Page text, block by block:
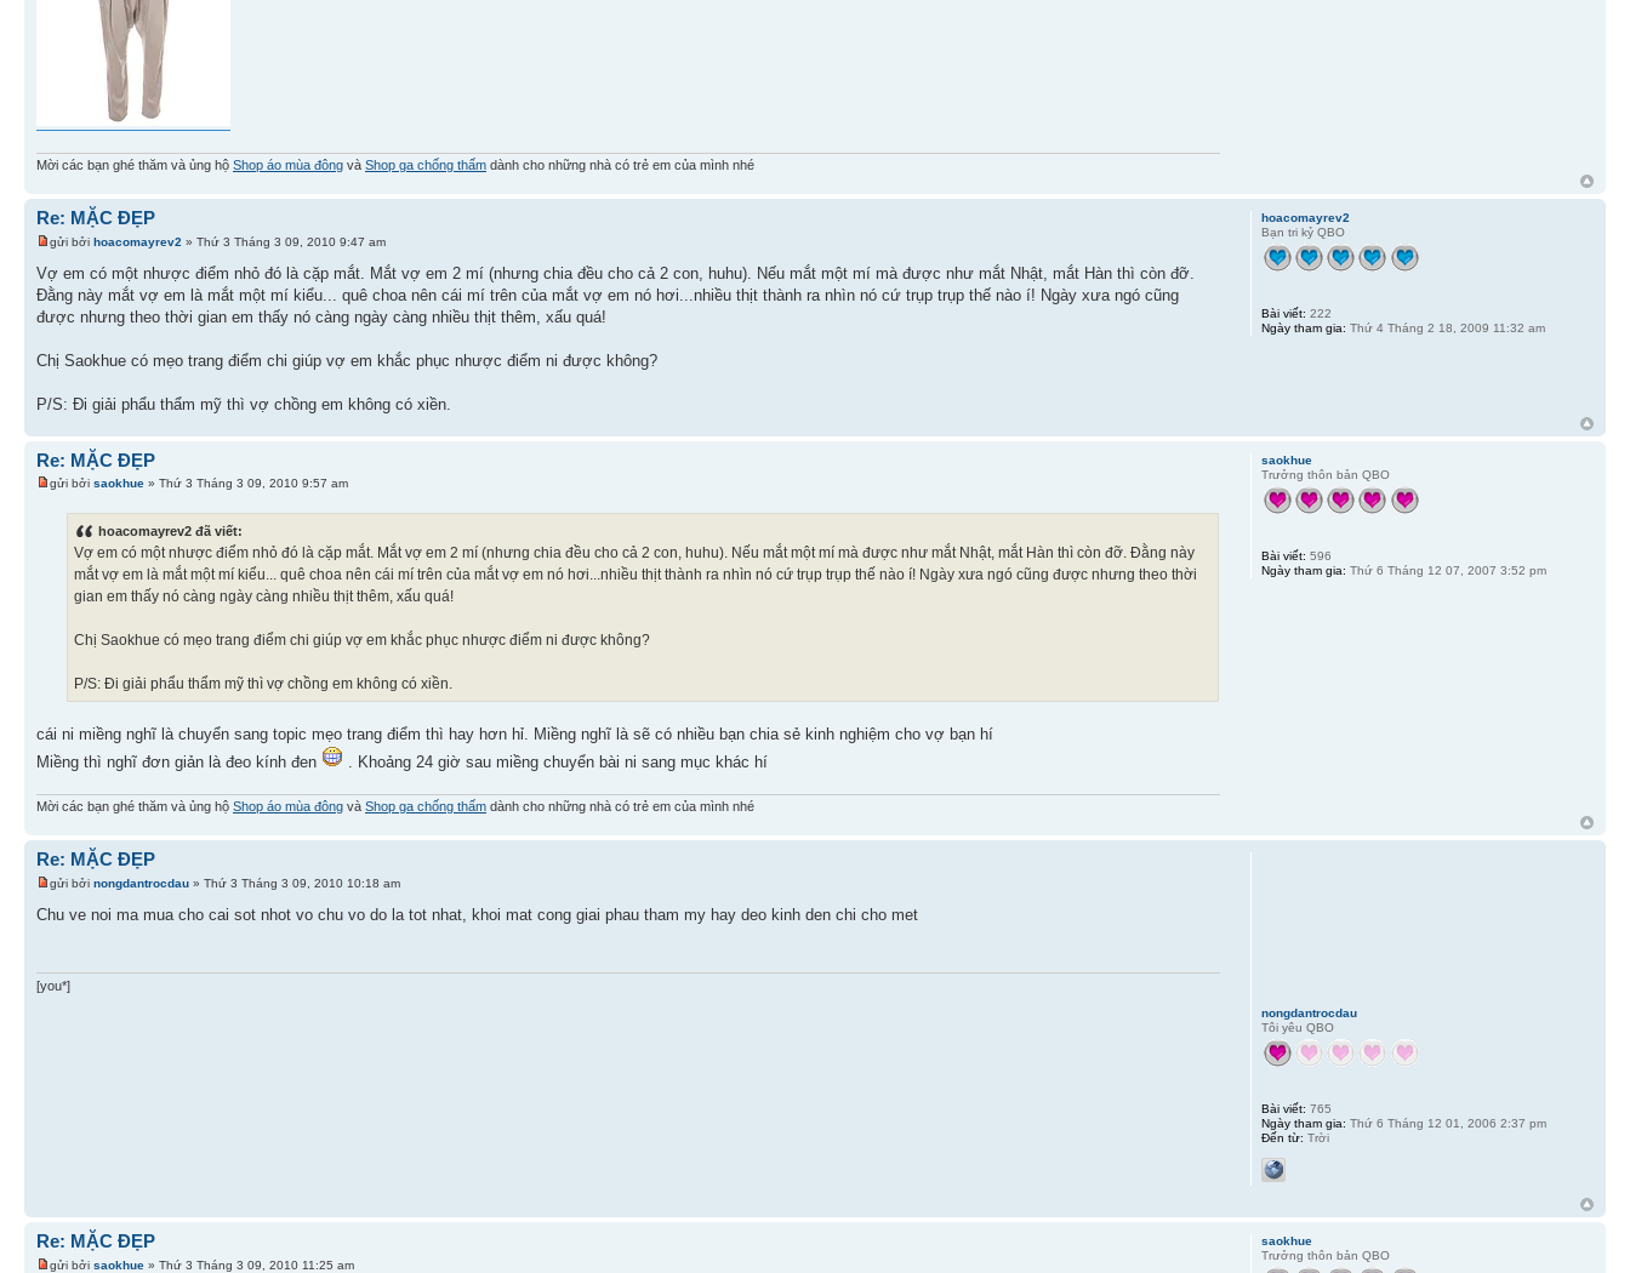
Mời các bạn ghé thăm và ủng hộ Shop áo mùa đông và Shop ga chống thấm dành cho những nhà có trẻ em của mình nhé
Re: MẶC ĐẸP
gửi bởi hoacomayrev2 » Thứ 3 Tháng 3 09, 2010 9:47 am
Vợ em có một nhược điểm nhỏ đó là cặp mắt. Mắt vợ em 2 mí (nhưng chia đều cho cả 2 con, huhu). Nếu mắt một mí mà được như mắt Nhật, mắt Hàn thì còn đỡ.
Đằng này mắt vợ em là mắt một mí kiểu... quê choa nên cái mí trên của mắt vợ em nó hơi...nhiều thịt thành ra nhìn nó cứ trụp trụp thế nào í! Ngày xưa ngó cũng
được nhưng theo thời gian em thấy nó càng ngày càng nhiều thịt thêm, xấu quá!
Chị Saokhue có mẹo trang điểm chi giúp vợ em khắc phục nhược điểm ni được không?
P/S: Đi giải phẩu thẩm mỹ thì vợ chồng em không có xiền.
hoacomayrev2
Bạn tri kỷ QBO
Bài viết: 222
Ngày tham gia: Thứ 4 Tháng 2 18, 2009 11:32 am
Re: MẶC ĐẸP
gửi bởi saokhue » Thứ 3 Tháng 3 09, 2010 9:57 am
hoacomayrev2 đã viết:
Vợ em có một nhược điểm nhỏ đó là cặp mắt. Mắt vợ em 2 mí (nhưng chia đều cho cả 2 con, huhu). Nếu mắt một mí mà được như mắt Nhật, mắt Hàn thì còn đỡ. Đằng này
mắt vợ em là mắt một mí kiểu... quê choa nên cái mí trên của mắt vợ em nó hơi...nhiều thịt thành ra nhìn nó cứ trụp trụp thế nào í! Ngày xưa ngó cũng được nhưng theo thời
gian em thấy nó càng ngày càng nhiều thịt thêm, xấu quá!
Chị Saokhue có mẹo trang điểm chi giúp vợ em khắc phục nhược điểm ni được không?
P/S: Đi giải phẩu thẩm mỹ thì vợ chồng em không có xiền.
cái ni miềng nghĩ là chuyển sang topic mẹo trang điểm thì hay hơn hỉ. Miềng nghĩ là sẽ có nhiều bạn chia sẻ kinh nghiệm cho vợ bạn hí
Miềng thì nghĩ đơn giản là đeo kính đen
. Khoảng 24 giờ sau miềng chuyển bài ni sang mục khác hí
Mời các bạn ghé thăm và ủng hộ Shop áo mùa đông và Shop ga chống thấm dành cho những nhà có trẻ em của mình nhé
saokhue
Trưởng thôn bản QBO
Bài viết: 596
Ngày tham gia: Thứ 6 Tháng 12 07, 2007 3:52 pm
Re: MẶC ĐẸP
gửi bởi nongdantrocdau » Thứ 3 Tháng 3 09, 2010 10:18 am
Chu ve noi ma mua cho cai sot nhot vo chu vo do la tot nhat, khoi mat cong giai phau tham my hay deo kinh den chi cho met
[you*]
nongdantrocdau
Tôi yêu QBO
Bài viết: 765
Ngày tham gia: Thứ 6 Tháng 12 01, 2006 2:37 pm
Đến từ: Trời
Re: MẶC ĐẸP
gửi bởi saokhue » Thứ 3 Tháng 3 09, 2010 11:25 am
saokhue
Trưởng thôn bản QBO